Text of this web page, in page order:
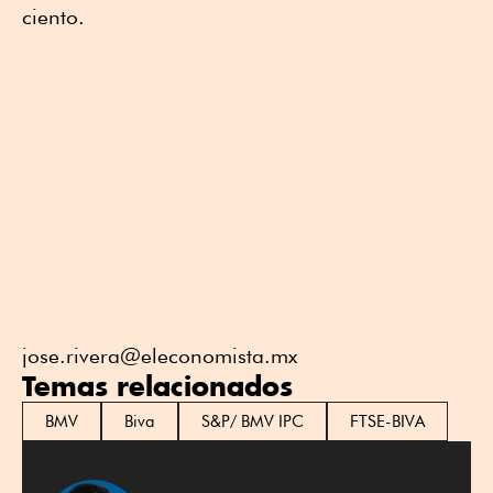
ciento.
jose.rivera@eleconomista.mx
Temas relacionados
BMV Biva S&P/ BMV IPC FTSE-BIVA